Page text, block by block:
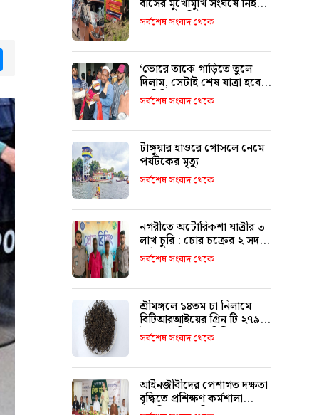
বাসের মুখোমুখি সংঘর্ষে নিহত
৯ জনের পরিচয় শনাক্ত
সর্বশেষ সংবাদ থেকে
‘ভোরে তাকে গাড়িতে তুলে
দিলাম, সেটাই শেষ যাত্রা হবে
ভাবিনি’
সর্বশেষ সংবাদ থেকে
টাঙ্গুয়ার হাওরে গোসলে নেমে
পর্যটকের মৃত্যু
সর্বশেষ সংবাদ থেকে
নগরীতে অটোরিকশা যাত্রীর ৩
লাখ চুরি : চোর চক্রের ২ সদস্য
আটক
সর্বশেষ সংবাদ থেকে
শ্রীমঙ্গলে ১৪তম চা নিলামে
বিটিআরআইয়ের গ্রিন টি ২৭৯০
টাকা কেজি দরে বিক্রি
সর্বশেষ সংবাদ থেকে
আইনজীবীদের পেশাগত দক্ষতা
বৃদ্ধিতে প্রশিক্ষণ কর্মশালা